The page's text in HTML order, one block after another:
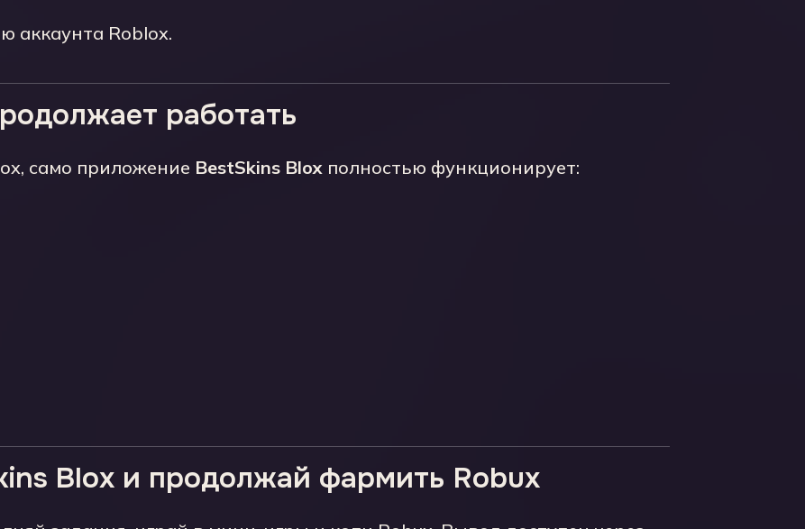
аккаунта Roblox.
работать
само приложение BestSkins Blox полностью функционирует:
Blox и продолжай фармить Robux